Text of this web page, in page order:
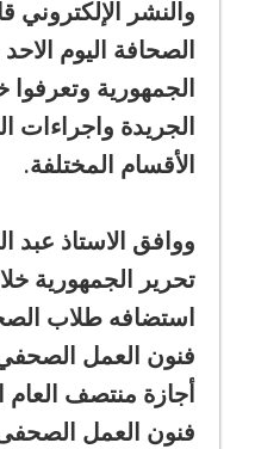
والنشر
الصحافة اليوم
الجمهورية وتعرفوا
الجريدة
الأقسام المختلفة.
ووافق الاستاذ عبد
تحرير الجمهورية
استضافه طلاب
فنون العمل
أجازة منتصف العام
فنون العمل الصحفى